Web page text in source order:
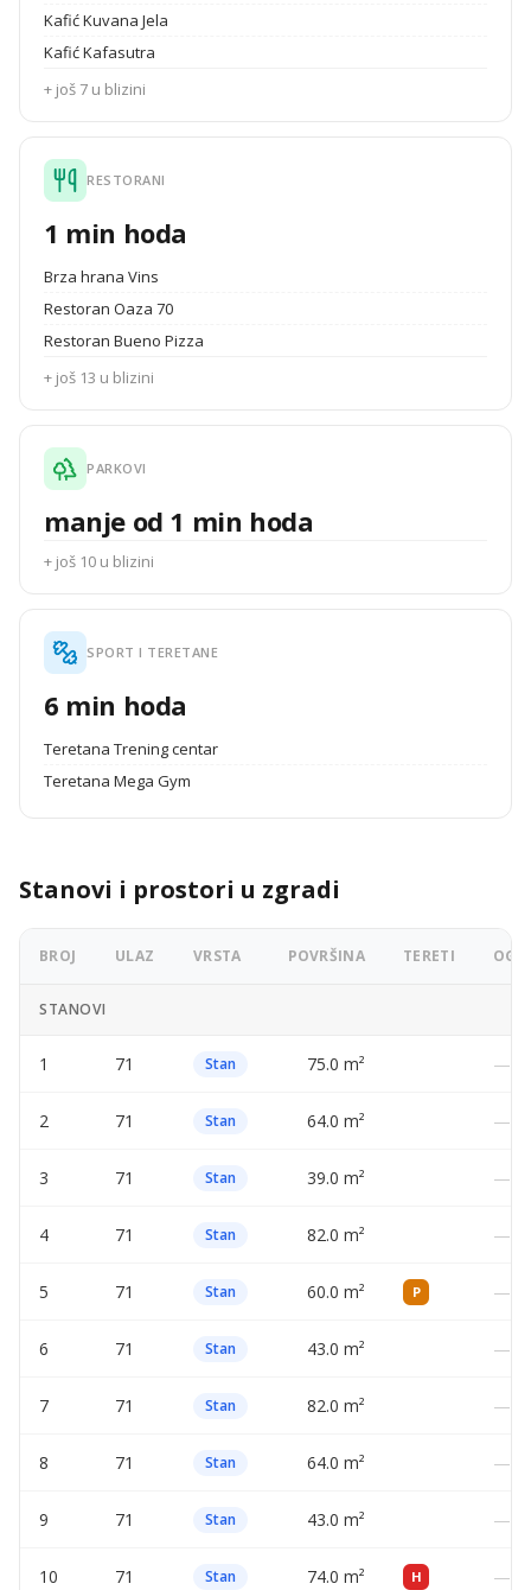
Kafić Kuvana Jela
Kafić Kafasutra
+ još 7 u blizini
RESTORANI
1 min hoda
Brza hrana Vins
Restoran Oaza 70
Restoran Bueno Pizza
+ još 13 u blizini
PARKOVI
manje od 1 min hoda
+ još 10 u blizini
SPORT I TERETANE
6 min hoda
Teretana Trening centar
Teretana Mega Gym
Stanovi i prostori u zgradi
BROJ ULAZ VRSTA POVRŠINA TERETI
STANOVI
1 71 Stan 75.0 m² —
2 71 Stan 64.0 m² —
3 71 Stan 39.0 m² —
4 71 Stan 82.0 m² —
5 71 Stan 60.0 m² P —
6 71 Stan 43.0 m² —
7 71 Stan 82.0 m² —
8 71 Stan 64.0 m² —
9 71 Stan 43.0 m² —
10 71 Stan 74.0 m² H —